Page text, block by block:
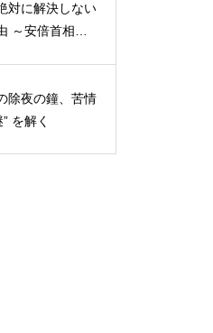
対に解決しない
～安倍首相の
除夜の鐘、苦情
を解く